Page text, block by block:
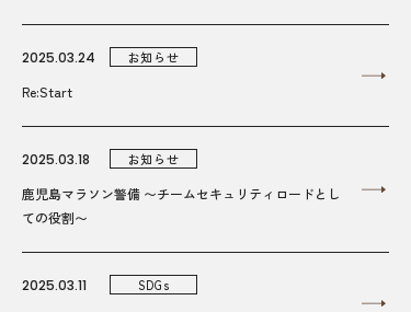
2025.03.24 お知らせ
Re:Start
2025.03.18 お知らせ
鹿児島マラソン警備 〜チームセキュリティロードとし
ての役割〜
2025.03.11 SDGs